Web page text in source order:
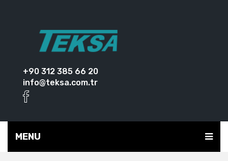
+90 312 385 66 20
info@teksa.com.tr
MENU